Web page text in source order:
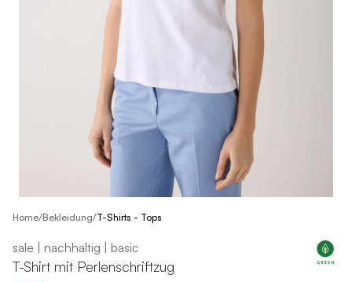
Home/Bekleidung/T-Shirts - Tops
sale | nachhaltig | basic
T-Shirt mit Perlenschriftzug